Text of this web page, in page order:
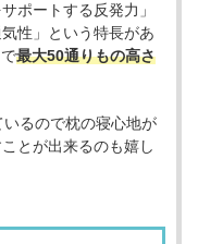
ポートする反発力」
性」という特長があ
最大50通りもの高さ
るので枕の寝心地が
とが出来るのも嬉し